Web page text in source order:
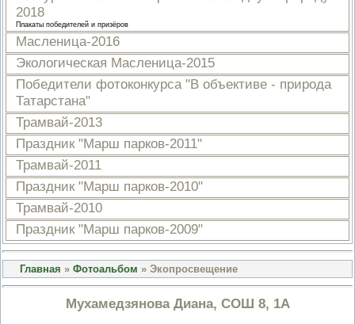
ОСУЩЕСТВЛЕНИИ
ОБЛАСТИ ОХРАНЫ И
ИСПОЛЬЗОВАНИЯ ООПТ
ФЕДЕРАЛЬНОГО ЗНАЧЕНИЯ
РИСКОВ ПРИЧИНЕНИЯ
КОНТРОЛЬНЫХ
СВЕДЕНИЙ, КОТОРЫЕ МОГУТ
ЗАПРАШИВАТЬСЯ
КОНТРОЛИРУЕМОГО ЛИЦА
2018
Плакаты победителей и призёров
Масленица-2016
Экологическая Масленица-2015
Победители фотоконкурса "В объективе - природа
Татарстана"
Трамвай-2013
Праздник "Марш парков-2011"
Трамвай-2011
Праздник "Марш парков-2010"
Трамвай-2010
Праздник "Марш парков-2009"
Главная » Фотоальбом » Экопросвещение
Мухамедзянова Диана, СОШ 8, 1А